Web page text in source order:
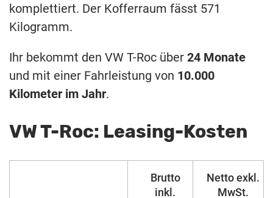
komplettiert. Der Kofferraum fässt 571
Kilogramm.
Ihr bekommt den VW T-Roc über 24 Monate
und mit einer Fahrleistung von 10.000
Kilometer im Jahr.
VW T-Roc: Leasing-Kosten
Brutto
inkl.
Netto exkl.
MwSt.